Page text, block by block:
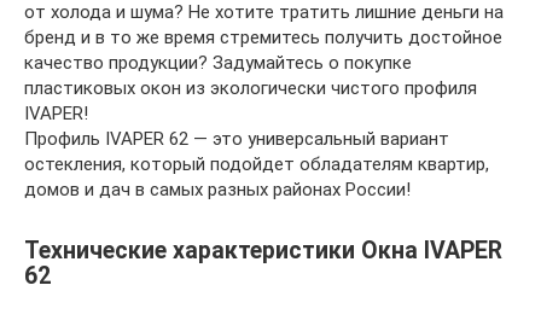
от холода и шума? Не хотите тратить лишние деньги на
бренд и в то же время стремитесь получить достойное
качество продукции? Задумайтесь о покупке
пластиковых окон из экологически чистого профиля
IVAPER!
Профиль IVAPER 62 — это универсальный вариант
остекления, который подойдет обладателям квартир,
домов и дач в самых разных районах России!
Технические характеристики Окна IVAPER
62